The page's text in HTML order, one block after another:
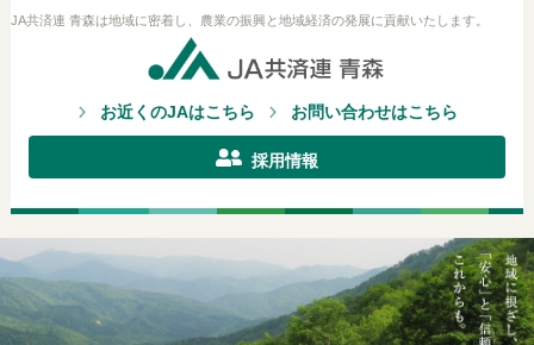
JA共済連 青森は地域に密着し、農業の振興と地域経済の発展に貢献いたします。
お近くのJAはこちら お問い合わせはこちら
採用情報